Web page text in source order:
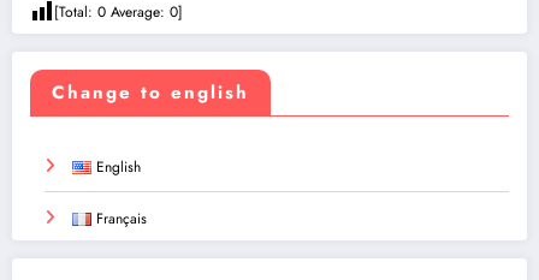
[Total: 0 Average: 0]
Change to english
English
Français